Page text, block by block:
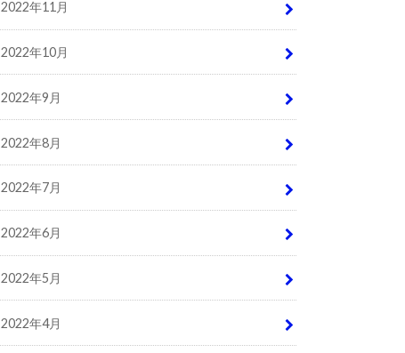
2022年11月
2022年10月
2022年9月
2022年8月
2022年7月
2022年6月
2022年5月
2022年4月